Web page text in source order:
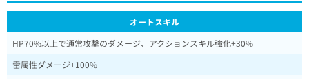
オートスキル
HP70%以上で通常攻撃のダメージ、アクションスキル強化+30%
雷属性ダメージ+100%